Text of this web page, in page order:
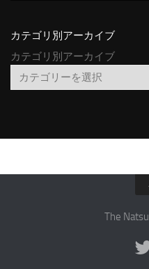
カテゴリ別アーカイブ
カテゴリ別アーカイブ
The